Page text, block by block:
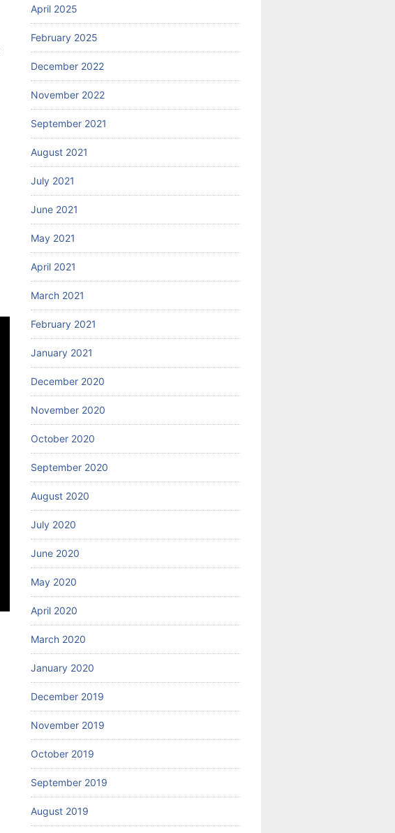
April 2025
February 2025
December 2022
November 2022
September 2021
August 2021
July 2021
June 2021
May 2021
April 2021
March 2021
February 2021
January 2021
December 2020
November 2020
October 2020
September 2020
August 2020
July 2020
June 2020
May 2020
April 2020
March 2020
January 2020
December 2019
November 2019
October 2019
September 2019
August 2019